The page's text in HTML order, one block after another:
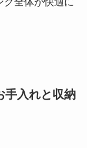
手入れと収納